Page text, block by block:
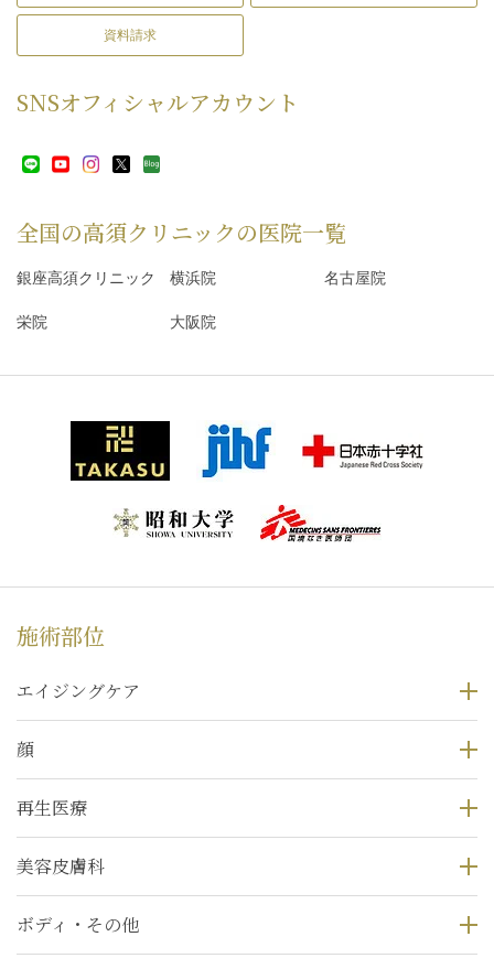
資料請求
SNSオフィシャルアカウント
全国の高須クリニックの医院一覧
銀座高須クリニック 横浜院 名古屋院
栄院 大阪院
施術部位
エイジングケア
顔
再生医療
美容皮膚科
ボディ・その他